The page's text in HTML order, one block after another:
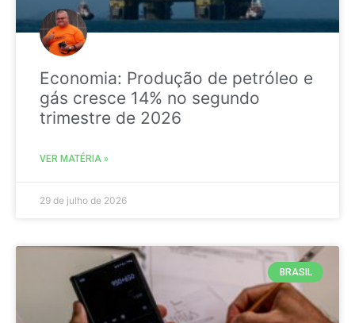
Economia: Produção de petróleo e
gás cresce 14% no segundo
trimestre de 2026
VER MATÉRIA »
29 de julho de 2026
BRASIL